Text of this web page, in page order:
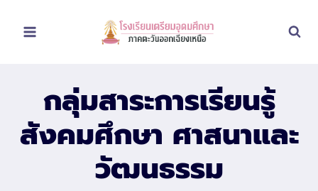
กลุ่มสาระการเรียนรู้
สังคมศึกษา ศาสนาและ
วัฒนธรรม